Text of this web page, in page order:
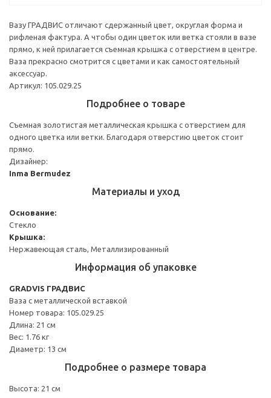
Вазу ГРАДВИС отличают сдержанный цвет, округлая форма и
рифленая фактура. А чтобы один цветок или ветка стояли в вазе
прямо, к ней прилагается съемная крышка с отверстием в центре.
Ваза прекрасно смотрится с цветами и как самостоятельный
аксессуар.
Артикул: 105.029.25
Подробнее о товаре
Съемная золотистая металлическая крышка с отверстием для
одного цветка или ветки. Благодаря отверстию цветок стоит
прямо.
Дизайнер:
Inma Bermudez
Материалы и уход
Основание:
Стекло
Крышка:
Нержавеющая сталь, Металлизированный
Информация об упаковке
GRADVIS ГРАДВИС
Ваза с металлической вставкой
Номер товара: 105.029.25
Длина: 21 см
Вес: 1.76 кг
Диаметр: 13 см
Подробнее о размере товара
Высота: 21 см